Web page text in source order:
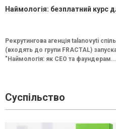
Наймологія: безплатний курс
Рекрутингова агенція talanovyti
(входять до групи FRACTAL)
"Наймологія: як СEO та фаундерам...
Суспільство